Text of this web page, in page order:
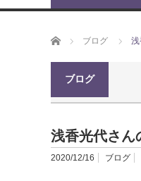
ホーム ブログ
ブログ
浅香光代さん
2020/12/16 ブログ